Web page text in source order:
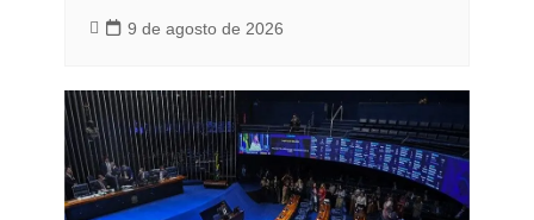
9 de agosto de 2026